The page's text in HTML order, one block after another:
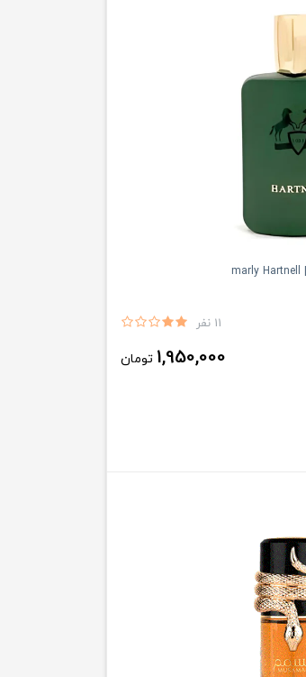
11 نفر
1,950,000 تومان